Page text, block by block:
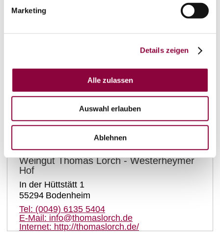
Marketing
Details zeigen
Alle zulassen
Auswahl erlauben
Ablehnen
auf Karte anzeigen
Kontaktinformationen:
Weingut Thomas Lorch - Westerheymer
Hof
In der Hüttstätt 1
55294 Bodenheim
Tel: (0049) 6135 5404
E-Mail: info@thomaslorch.de
Internet: http://thomaslorch.de/